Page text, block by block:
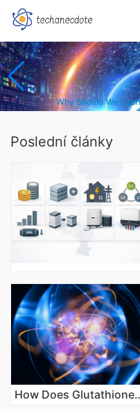
Why Should We
Poslední články
How Does